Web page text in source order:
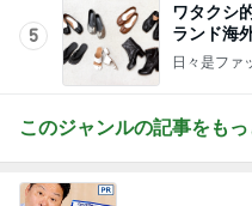
このジャンルの記事をも
Amebaトピックス